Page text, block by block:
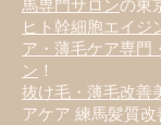
馬専門サロンの東
ヒト幹細胞エイジ
ア・薄毛ケア専門
ン ！
抜け毛・薄毛改善
アケア 練馬髪質改